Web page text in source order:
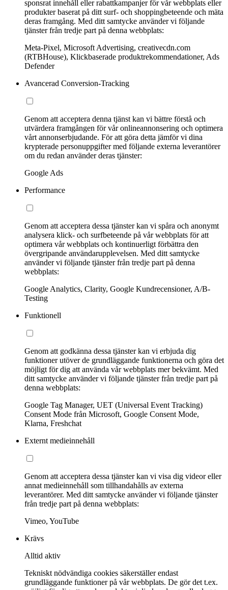
sponsrat innehåll eller rabattkampanjer för vår webbplats eller
produkter baserat på ditt surf- och shoppingbeteende och mäta
deras framgång. Med ditt samtycke använder vi följande
tjänster från tredje part på denna webbplats:
Meta-Pixel, Microsoft Advertising, creativecdn.com
(RTBHouse), Klickbaserade produktrekommendationer, Ads
Defender
Avancerad Conversion-Tracking
Genom att acceptera denna tjänst kan vi bättre förstå och
utvärdera framgången för vår onlineannonsering och optimera
vårt annonserbjudande. För att göra detta jämför vi dina
krypterade personuppgifter med följande externa leverantörer
om du redan använder deras tjänster:
Google Ads
Performance
Genom att acceptera dessa tjänster kan vi spåra och anonymt
analysera klick- och surfbeteende på vår webbplats för att
optimera vår webbplats och kontinuerligt förbättra den
övergripande användarupplevelsen. Med ditt samtycke
använder vi följande tjänster från tredje part på denna
webbplats:
Google Analytics, Clarity, Google Kundrecensioner, A/B-
Testing
Funktionell
Genom att godkänna dessa tjänster kan vi erbjuda dig
funktioner utöver de grundläggande funktionerna och göra det
möjligt för dig att använda vår webbplats mer bekvämt. Med
ditt samtycke använder vi följande tjänster från tredje part på
denna webbplats:
Google Tag Manager, UET (Universal Event Tracking)
Consent Mode från Microsoft, Google Consent Mode,
Klarna, Freshchat
Externt medieinnehåll
Genom att acceptera dessa tjänster kan vi visa dig videor eller
annat medieinnehåll som tillhandahålls av externa
leverantörer. Med ditt samtycke använder vi följande tjänster
från tredje part på denna webbplats:
Vimeo, YouTube
Krävs
Alltid aktiv
Tekniskt nödvändiga cookies säkerställer endast
grundläggande funktioner på vår webbplats. De gör det t.ex.